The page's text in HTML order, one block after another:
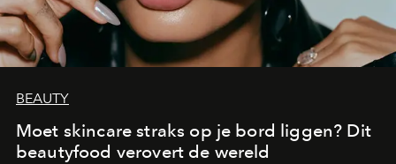
BEAUTY
Moet skincare straks op je bord liggen? Dit
beautyfood verovert de wereld